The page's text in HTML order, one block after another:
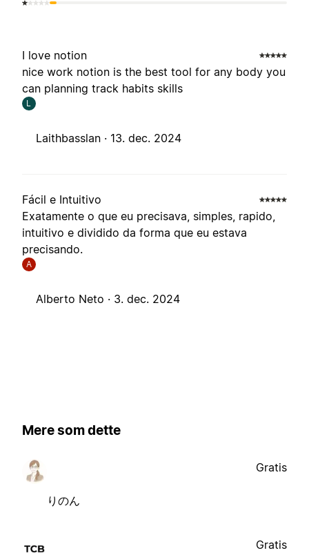
I love notion
nice work notion is the best tool for any body you
can planning track habits skills
L
Laithbasslan · 13. dec. 2024
Fácil e Intuitivo
Exatamente o que eu precisava, simples, rapido,
intuitivo e dividido da forma que eu estava
precisando.
A
Alberto Neto · 3. dec. 2024
Mere som dette
りのん
Gratis
Gratis